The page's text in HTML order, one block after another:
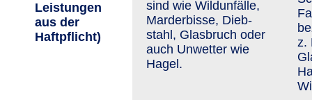
Leis­tungen
aus der
Haftpflicht)
sind wie Wild­unfälle,
Marder­bisse, Dieb­
stahl, Glasbruch oder
auch Un­wetter wie
Hagel.
z.